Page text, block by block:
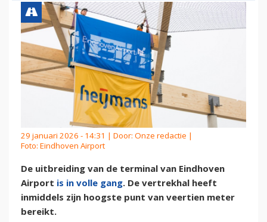
29 januari 2026 - 14:31 | Door: Onze redactie |
Foto: Eindhoven Airport
De uitbreiding van de terminal van Eindhoven
Airport is in volle gang. De vertrekhal heeft
inmiddels zijn hoogste punt van veertien meter
bereikt.